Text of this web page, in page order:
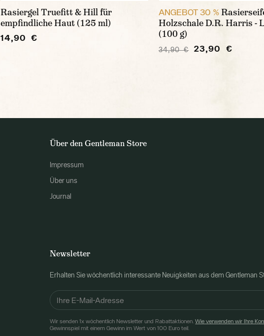
Rasiergel Truefitt & Hill für
empfindliche Haut (125 ml)
14,90 €
ANGEBOT 30 %
Holzschale D.R. Harris -
(100 g)
34,90 € 23,90 €
Über den Gentleman Store
Impressum
Über uns
Journal
Newsletter
Erhalten Sie wöchentlich interessante Neuigkeiten aus dem Gentleman
Wir senden 1x wöchentlich Newsletter und Rabattaktionen.Wie verwenden wir Ihre
Gewinnspiel mit einem Gewinn im Wert von 100 Euro teil.